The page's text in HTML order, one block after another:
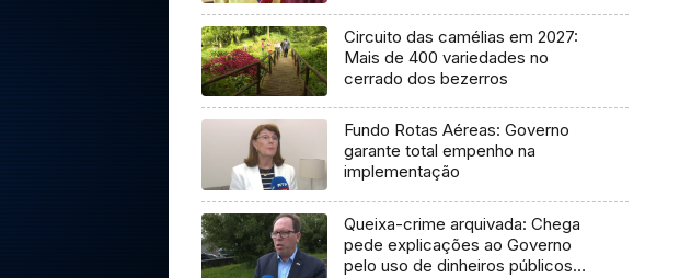
Circuito das camélias em 2027:
Mais de 400 variedades no
cerrado dos bezerros
Fundo Rotas Aéreas: Governo
garante total empenho na
implementação
Queixa-crime arquivada: Chega
pede explicações ao Governo
pelo uso de dinheiros públicos